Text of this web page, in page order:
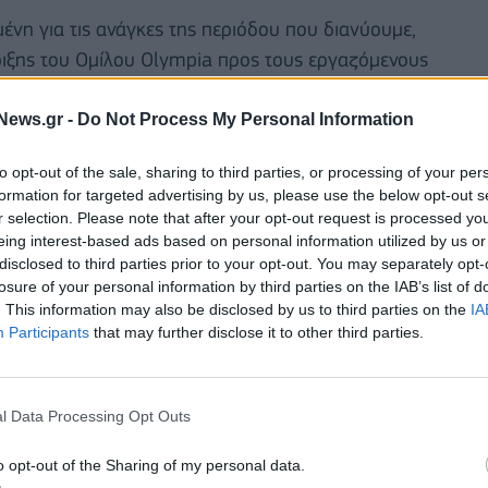
- Do Not Process My Personal Information
opt-out of the sale, sharing to third parties, or processing of your
for targeted advertising by us, please use the below opt-out
selection. Please note that after your opt-out request is processed
interest-based ads based on personal information utilized by us
to third parties prior to your opt-out. You may separately
of your personal information by third parties on the IAB’s list of
This information may also be disclosed by us to third parties on the
Participants that may further disclose it to other third parties.
Data Processing Opt Outs
opt-out of the Sharing of my personal data.
για τις ανάγκες της περιόδου που διανύουμε,
του Ομίλου Olympia προς τους εργαζόμενους
της πανδημίας, το λανσάρισμα ειδικής
με την συνεργασία του κορυφαίου
βρίσκονται στη διάθεσή των εργαζόμενων
και απεριόριστα για να τους
την αποτελεσματικότερη διαχείριση της
επιπέδου ψυχοσωματικής υγείας και ευεξίας.